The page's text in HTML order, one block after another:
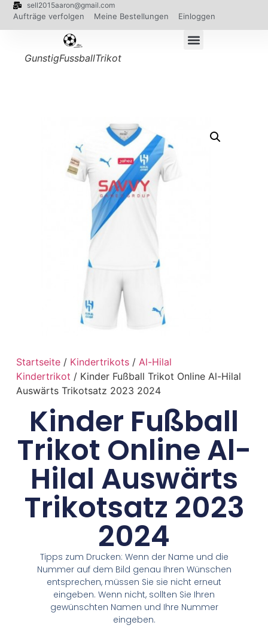
sell2015aaron@gmail.com
Aufträge verfolgen Meine Bestellungen Einloggen
GunstigFussballTrikot
Startseite/ Kindertrikots/ Al-Hilal
Kindertrikot / Kinder Fußball Trikot Online Al-Hilal
Auswärts Trikotsatz 2023 2024
Kinder Fußball
Trikot Online Al-
Hilal Auswärts
Trikotsatz 2023
2024
Tipps zum Drucken: Wenn der Name und die
Nummer auf dem Bild genau Ihren Wünschen
entsprechen, müssen Sie sie nicht erneut
eingeben. Wenn nicht, sollten Sie Ihren
gewünschten Namen und Ihre Nummer
eingeben.